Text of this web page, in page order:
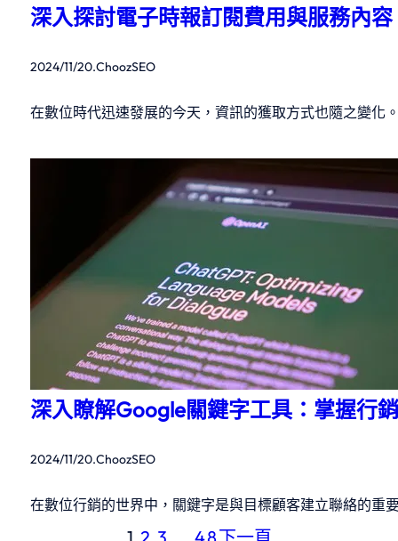
深入探討電子時報訂閱費用與服務內容
2024/11/20.ChoozSEO
在數位時代迅速發展的今天，資訊的獲取方式也隨之變
深入瞭解Google關鍵字工具：掌握行
2024/11/20.ChoozSEO
在數位行銷的世界中，關鍵字是與目標顧客建立聯絡的